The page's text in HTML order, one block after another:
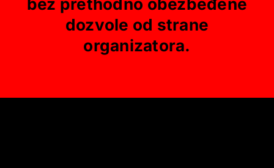
bez prethodno obezbeđene
dozvole od strane
organizatora.